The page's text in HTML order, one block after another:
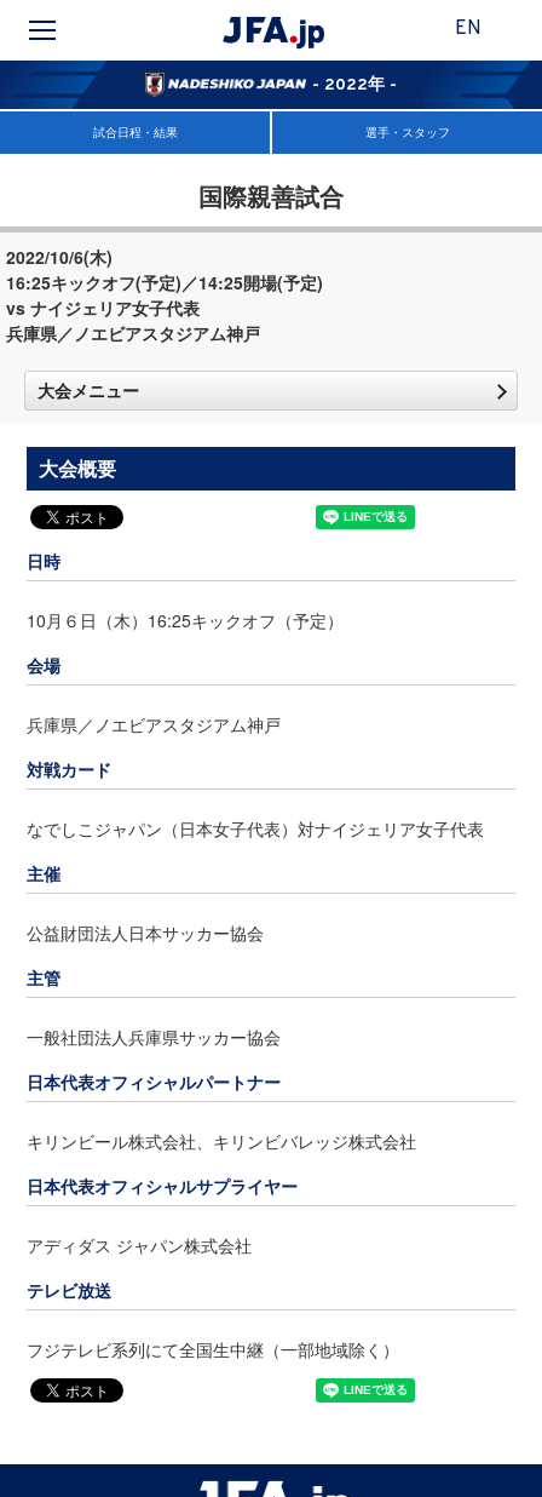
EN
- 2022年 -
試合日程・結果 選手・スタッフ
国際親善試合
2022/10/6(木)
16:25キックオフ(予定)／14:25開場(予定)
vs ナイジェリア女子代表
兵庫県／ノエビアスタジアム神戸
大会メニュー
大会概要
日時
10月６日（木）16:25キックオフ（予定）
会場
兵庫県／ノエビアスタジアム神戸
対戦カード
なでしこジャパン（日本女子代表）対ナイジェリア女子代表
主催
公益財団法人日本サッカー協会
主管
一般社団法人兵庫県サッカー協会
日本代表オフィシャルパートナー
キリンビール株式会社、キリンビバレッジ株式会社
日本代表オフィシャルサプライヤー
アディダス ジャパン株式会社
テレビ放送
フジテレビ系列にて全国生中継（一部地域除く）